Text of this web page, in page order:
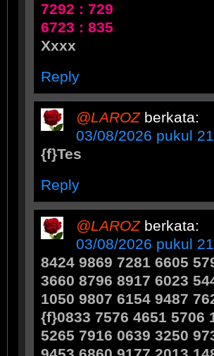
7292 : 729
6723 : 835
Xxxx
Reply
@LAROZ berkata:
03/08/2026 pukul
{f}Tes
Reply
@LAROZ berkata:
03/08/2026 pukul
8424 9869 7281 6605
3660 8796 8917 6023
1050 9807 6154 9487
{f}0833 7576 4651 5706
5265 7916 0639 3250